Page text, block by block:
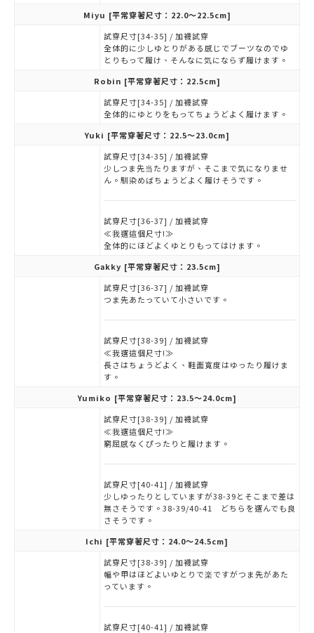
Miyu [平常穿著尺寸：22.0～22.5cm]
試穿尺寸[34-35] / 加襪試穿
全体的に少しゆとりがある感じでブーツなのでゆ
とりもって履け、そんなに気にならず履けます。
Robin [平常穿著尺寸：22.5cm]
試穿尺寸[34-35] / 加襪試穿
全体的にゆとりをもってちょうどよく履けます。
Yuki [平常穿著尺寸：22.5～23.0cm]
試穿尺寸[34-35] / 加襪試穿
少しつま先当たりますが、そこまで気になりませ
ん。馴染めばちょうどよく履けそうです。
試穿尺寸[36-37] / 加襪試穿
≪我選這個尺寸!≫
全体的にほどよくゆとりもってはけます。
Gakky [平常穿著尺寸：23.5cm]
試穿尺寸[36-37] / 加襪試穿
つま先あたっていて小さいです。
試穿尺寸[38-39] / 加襪試穿
≪我選這個尺寸!≫
長さはちょうどよく、鞋面寬度はゆったり履けま
す。
Yumiko [平常穿著尺寸：23.5～24.0cm]
試穿尺寸[38-39] / 加襪試穿
≪我選這個尺寸!≫
窮屈感なくぴったりと履けます。
試穿尺寸[40-41] / 加襪試穿
少しゆったりとしていますが38-39とそこまで差は
無さそうです。38-39/40-41 どちらを選んでも良
さそうです。
Ichi [平常穿著尺寸：24.0～24.5cm]
試穿尺寸[38-39] / 加襪試穿
幅や甲はほどよいゆとりで楽ですがつま先があた
っています。
試穿尺寸[40-41] / 加襪試穿